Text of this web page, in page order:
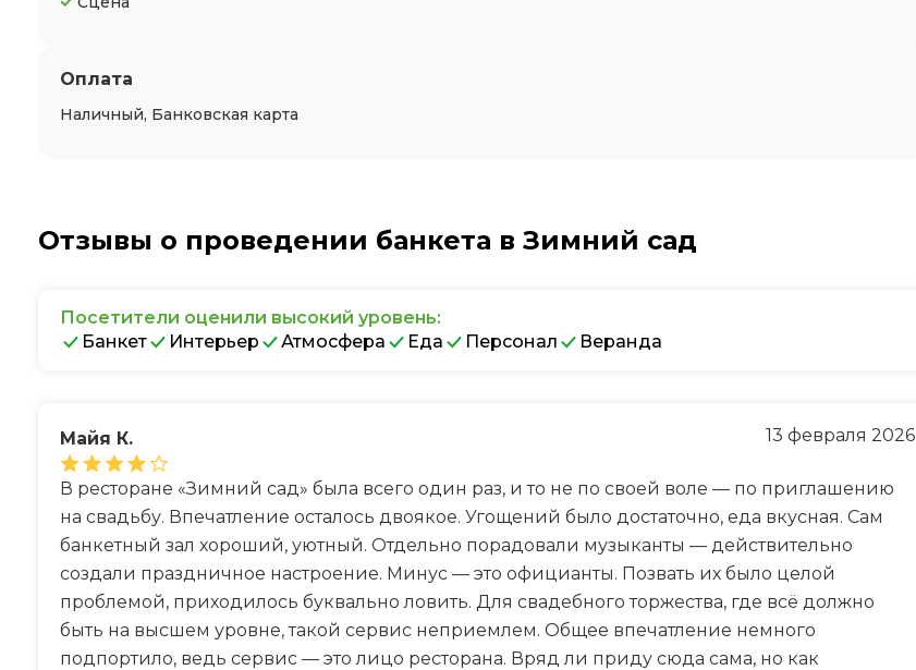
Оплата
Наличный, Банковская карта
Отзывы о проведении банкета в Зимний сад
Посетители оценили высокий уровень:
Банкет
Интерьер Атмосфера Еда Персонал Веранда
Майя К. 13 февраля 2026
В ресторане «Зимний сад» была всего один раз, и то не по своей воле — по приглашению
на свадьбу. Впечатление осталось двоякое. Угощений было достаточно, еда вкусная. Сам
банкетный зал хороший, уютный. Отдельно порадовали музыканты — действительно
создали праздничное настроение. Минус — это официанты. Позвать их было целой
проблемой, приходилось буквально ловить. Для свадебного торжества, где всё должно
быть на высшем уровне, такой сервис неприемлем. Общее впечатление немного
подпортило, ведь сервис — это лицо ресторана. Вряд ли приду сюда сама, но как